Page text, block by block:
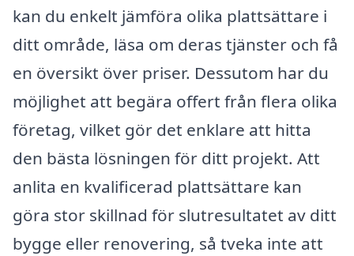
kan du enkelt jämföra olika plattsättare i
ditt område, läsa om deras tjänster och få
en översikt över priser. Dessutom har du
möjlighet att begära offert från flera olika
företag, vilket gör det enklare att hitta
den bästa lösningen för ditt projekt. Att
anlita en kvalificerad plattsättare kan
göra stor skillnad för slutresultatet av ditt
bygge eller renovering, så tveka inte att